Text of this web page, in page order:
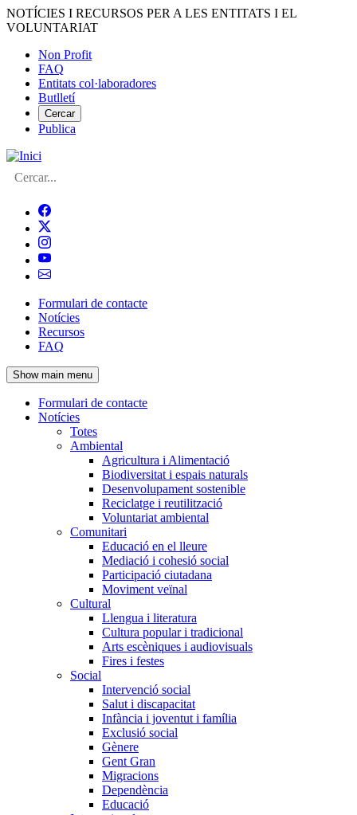
Vés
al
NOTÍCIES I RECURSOS PER A LES ENTITATS I EL
VOLUNTARIAT
Menú
del
compte
d'usuari
Non Profit
FAQ
Entitats col·laboradores
Butlletí
Cercar
Publica
Cerca
Navegació
principal
de
l'encapçalament
Formulari de contacte
Notícies
Recursos
FAQ
Show main menu
Navegació
principal
Formulari de contacte
Notícies
Totes
Ambiental
Agricultura i Alimentació
Biodiversitat i espais naturals
Desenvolupament sostenible
Reciclatge i reutilització
Voluntariat ambiental
Comunitari
Educació en el lleure
Mediació i cohesió social
Participació ciutadana
Moviment veïnal
Cultural
Llengua i literatura
Cultura popular i tradicional
Arts escèniques i audiovisuals
Fires i festes
Social
Intervenció social
Salut i discapacitat
Infància i joventut i família
Exclusió social
Gènere
Gent Gran
Migracions
Dependència
Educació